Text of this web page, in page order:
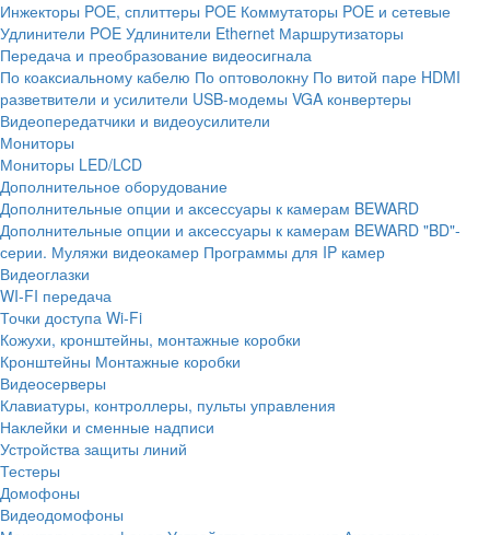
Инжекторы POE, сплиттеры POE Коммутаторы POE и сетевые
Удлинители POE Удлинители Ethernet Маршрутизаторы
Передача и преобразование видеосигнала
По коаксиальному кабелю По оптоволокну По витой паре HDMI
разветвители и усилители USB-модемы VGA конвертеры
Видеопередатчики и видеоусилители
Мониторы
Мониторы LED/LCD
Дополнительное оборудование
Дополнительные опции и аксессуары к камерам BEWARD
Дополнительные опции и аксессуары к камерам BEWARD "BD"-
серии. Муляжи видеокамер Программы для IP камер
Видеоглазки
WI-FI передача
Точки доступа Wi-Fi
Кожухи, кронштейны, монтажные коробки
Кронштейны Монтажные коробки
Видеосерверы
Клавиатуры, контроллеры, пульты управления
Наклейки и сменные надписи
Устройства защиты линий
Тестеры
Домофоны
Видеодомофоны